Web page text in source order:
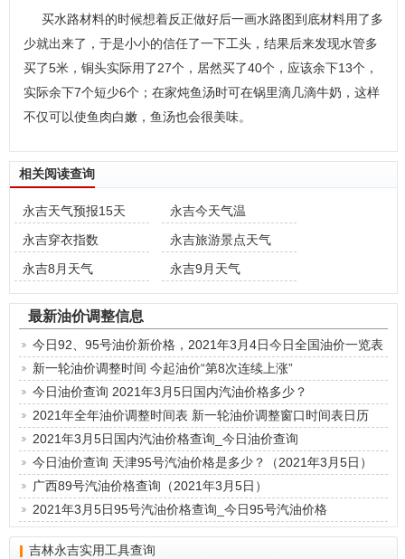
买水路材料的时候想着反正做好后一画水路图到底材料用了多
少就出来了，于是小小的信任了一下工头，结果后来发现水管多
买了5米，铜头实际用了27个，居然买了40个，应该余下13个，
实际余下7个短少6个；在家炖鱼汤时可在锅里滴几滴牛奶，这样
不仅可以使鱼肉白嫩，鱼汤也会很美味。
相关阅读查询
永吉天气预报15天
永吉今天气温
永吉穿衣指数
永吉旅游景点天气
永吉8月天气
永吉9月天气
最新油价调整信息
今日92、95号油价新价格，2021年3月4日今日全国油价一览表
新一轮油价调整时间 今起油价“第8次连续上涨”
今日油价查询 2021年3月5日国内汽油价格多少？
2021年全年油价调整时间表 新一轮油价调整窗口时间表日历
2021年3月5日国内汽油价格查询_今日油价查询
今日油价查询 天津95号汽油价格是多少？（2021年3月5日）
广西89号汽油价格查询（2021年3月5日）
2021年3月5日95号汽油价格查询_今日95号汽油价格
吉林永吉实用工具查询